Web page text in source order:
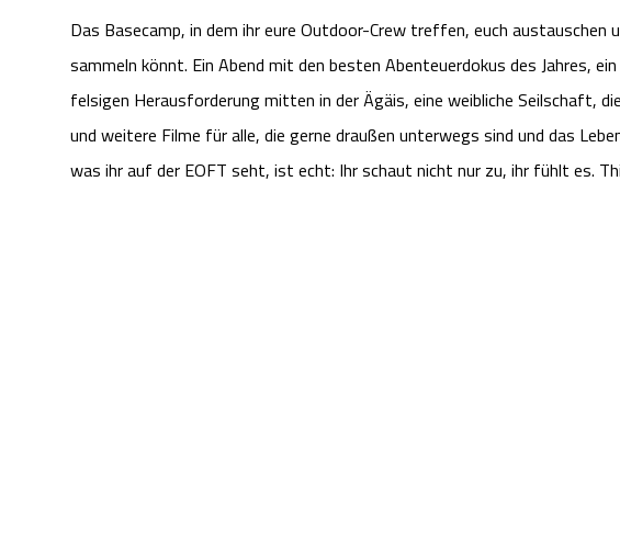
Das Basecamp, in dem ihr eure Outdoor-Crew treffen, euch austauschen
sammeln könnt. Ein Abend mit den besten Abenteuerdokus des Jahres,
felsigen Herausforderung mitten in der Ägäis, eine weibliche Seilschaft,
und weitere Filme für alle, die gerne draußen unterwegs sind und das
was ihr auf der EOFT seht, ist echt: Ihr schaut nicht nur zu, ihr fühlt es.